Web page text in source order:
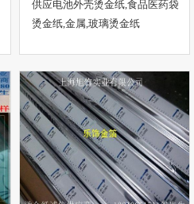
供应电池外壳烫金纸,食品医药袋
烫金纸,金属,玻璃烫金纸